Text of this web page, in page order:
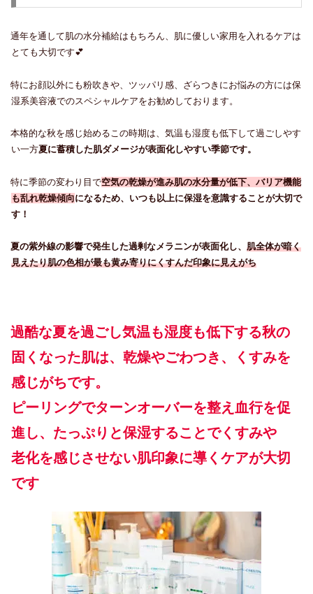
通年を通して肌の水分補給はもちろん、肌に優しい家用を入れるケアは
とても大切です💕
特にお顔以外にも粉吹きや、ツッパリ感、ざらつきにお悩みの方には保
湿系美容液でのスペシャルケアをお勧めしております。
本格的な秋を感じ始めるこの時期は、気温も湿度も低下して過ごしやす
い一方夏に蓄積した肌ダメージが表面化しやすい季節です。
特に季節の変わり目で空気の乾燥が進み肌の水分量が低下、バリア機能
も乱れ乾燥傾向になるため、いつも以上に保湿を意識することが大切で
す！
夏の紫外線の影響で発生した過剰なメラニンが表面化し、 肌全体が暗く
見えたり肌の色相が最も黄み寄りにくすんだ印象に見えがち
過酷な夏を過ごし気温も湿度も低下する秋の
固くなった肌は、乾燥やごわつき、くすみを
感じがちです。
ピーリングでターンオーバーを整え血行を促
進し、たっぷりと保湿することでくすみや
老化を感じさせない肌印象に導くケアが大切
です